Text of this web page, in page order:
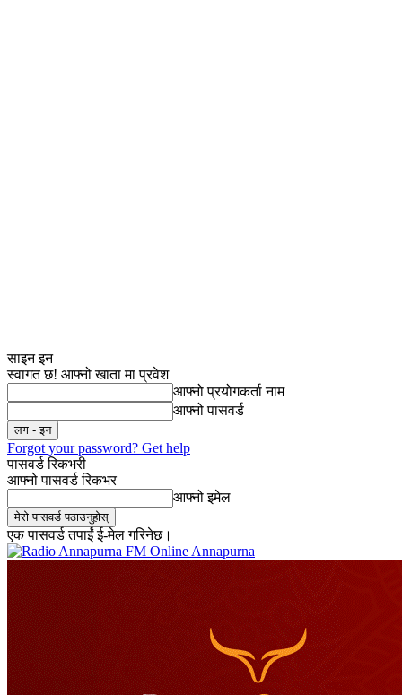
साइन इन
स्वागत छ! आफ्नो खाता मा प्रवेश
आफ्नो प्रयोगकर्ता नाम
आफ्नो पासवर्ड
Forgot your password? Get help
पासवर्ड रिकभरी
आफ्नो पासवर्ड रिकभर
आफ्नो इमेल
एक पासवर्ड तपाईं ई-मेल गरिनेछ।
Online Annapurna